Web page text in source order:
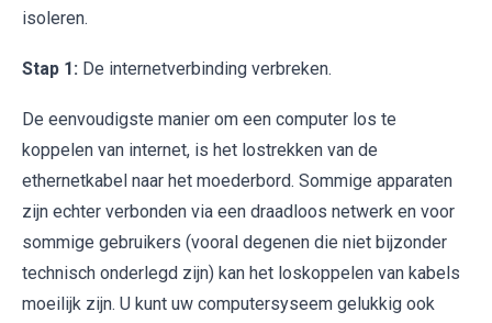
isoleren.
Stap 1: De internetverbinding verbreken.
De eenvoudigste manier om een computer los te
koppelen van internet, is het lostrekken van de
ethernetkabel naar het moederbord. Sommige apparaten
zijn echter verbonden via een draadloos netwerk en voor
sommige gebruikers (vooral degenen die niet bijzonder
technisch onderlegd zijn) kan het loskoppelen van kabels
moeilijk zijn. U kunt uw computersyseem gelukkig ook